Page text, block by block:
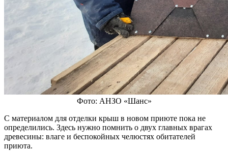
Фото: АНЗО «Шанс»
С материалом для отделки крыш в новом приюте пока не
определились. Здесь нужно помнить о двух главных врагах
древесины: влаге и беспокойных челюстях обитателей
приюта.